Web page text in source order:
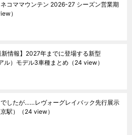
コママウンテン 2026-27 シーズン営業期
）
新情報】2027年までに登場する新型
ル）モデル3車種まとめ （24 view）
したが……レヴォーグレイバック先行展示
駅）
（24 view）